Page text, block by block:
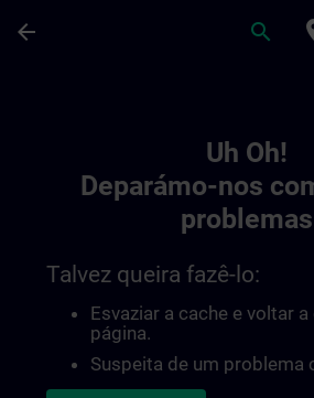
arrow_back search
Uh Oh!
Deparámo-nos
problemas
Talvez queira fazê-lo:
Esvaziar a cache e voltar
página.
Suspeita de um problema